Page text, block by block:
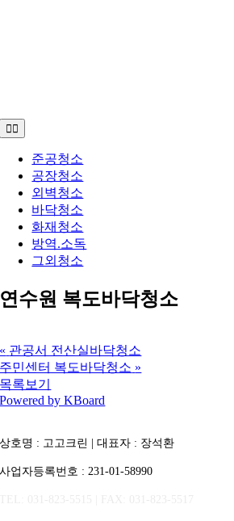
Toggle
Navigation
준공청소
공장청소
외벽청소
바닥청소
화재청소
방역.소독
그외청소
연수원 복도바닥청소
« 관공서 전산실바닥청소
주민센터 복도바닥청소 »
목록보기
Powered by KBoard
상호명 : 고고크린 | 대표자 : 장석환
사업자등록번호 : 231-01-58990